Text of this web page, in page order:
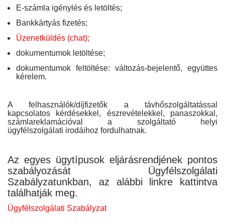
E-számla igénylés és letöltés;
Bankkártyás fizetés;
Üzenetküldés (chat);
dokumentumok letöltése;
dokumentumok feltöltése: változás-bejelentő, együttes
kérelem.
A felhasználók/díjfizetők a távhőszolgáltatással
kapcsolatos kérdésekkel, észrevételekkel, panaszokkal,
számlareklamációval a szolgáltató helyi
ügyfélszolgálati irodáihoz fordulhatnak.
Az egyes ügytípusok eljárásrendjének pontos
szabályozását Ügyfélszolgálati
Szabályzatunkban, az alábbi linkre kattintva
találhatják meg.
Ügyfélszolgálati Szabályzat